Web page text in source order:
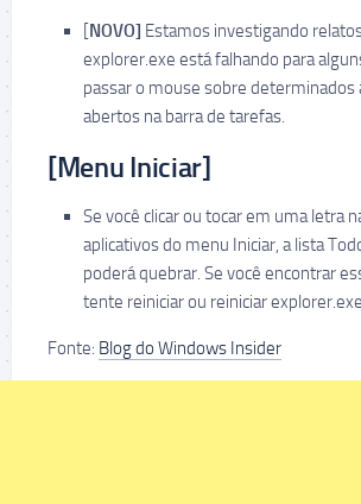
[NOVO] Estamos investigando
explorer.exe está falhando para
passar o mouse sobre determinados
abertos na barra de tarefas.
[Menu Iniciar]
Se você clicar ou tocar em uma letra
aplicativos do menu Iniciar, a lista
poderá quebrar. Se você encontrar
tente reiniciar ou reiniciar
Fonte: Blog do Windows Insider